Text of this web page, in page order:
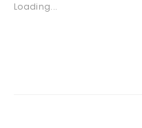
Loading...